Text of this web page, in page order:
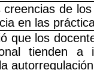
creencias de
en las
que los
tienden a